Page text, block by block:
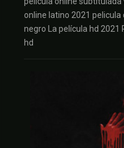
online latino 2021
negro La película hd 2021
hd